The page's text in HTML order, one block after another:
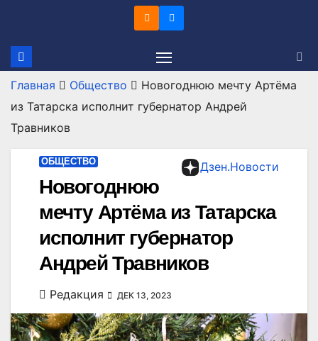
содержимому
Главная Общество
Новогоднюю мечту Артёма
из Татарска исполнит губернатор Андрей
Травников
Дзен.Новости
ОБЩЕСТВО
Новогоднюю
мечту Артёма из Татарска
исполнит губернатор
Андрей Травников
Редакция ДЕК 13, 2023